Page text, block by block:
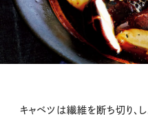
キャベツは繊維を断ち切り、し